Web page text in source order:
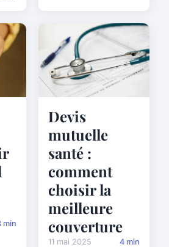
min
Devis
mutuelle
santé :
comment
choisir la
meilleure
couverture
11 mai 2025 4 min